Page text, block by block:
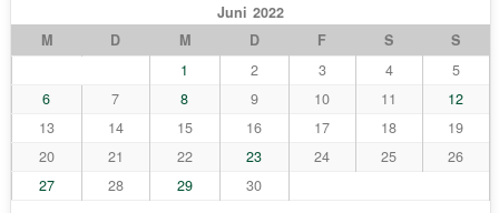
Juni 2022
M
D M D F S
S
1
2 3 4
5
6
7 8 9 10 11
12
13
14 15 16 17 18
19
20
21 22 23 24 25
26
27
28 29 30